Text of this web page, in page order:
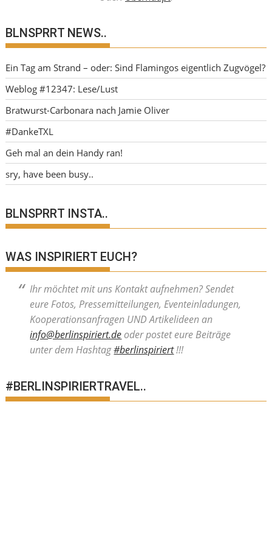
BLNSPRRT NEWS..
Ein Tag am Strand – oder: Sind Flamingos eigentlich Zugvögel?
Weblog #12347: Lese/Lust
Bratwurst-Carbonara nach Jamie Oliver
#DankeTXL
Geh mal an dein Handy ran!
sry, have been busy..
BLNSPRRT INSTA..
WAS INSPIRIERT EUCH?
Ihr möchtet mit uns Kontakt aufnehmen? Sendet
eure Fotos, Pressemitteilungen, Eventeinladungen,
Kooperationsanfragen UND Artikelideen an
info@berlinspiriert.deoder postet eure Beiträge
unter dem Hashtag#berlinspiriert!!!
#BERLINSPIRIERTRAVEL..